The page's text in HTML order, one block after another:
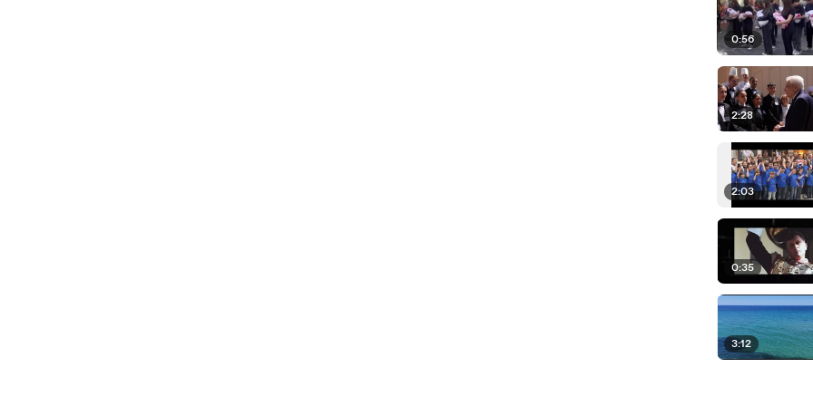
0:56
2:28
2:03
0:35
3:12